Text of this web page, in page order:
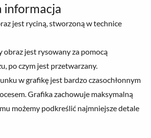
informacja
jest ryciną, stworzoną w technice
obraz jest rysowany za pomocą
po czym jest przetwarzany.
w grafikę jest bardzo czasochłonnym
Grafika zachowuje maksymalną
możemy podkreślić najmniejsze detale